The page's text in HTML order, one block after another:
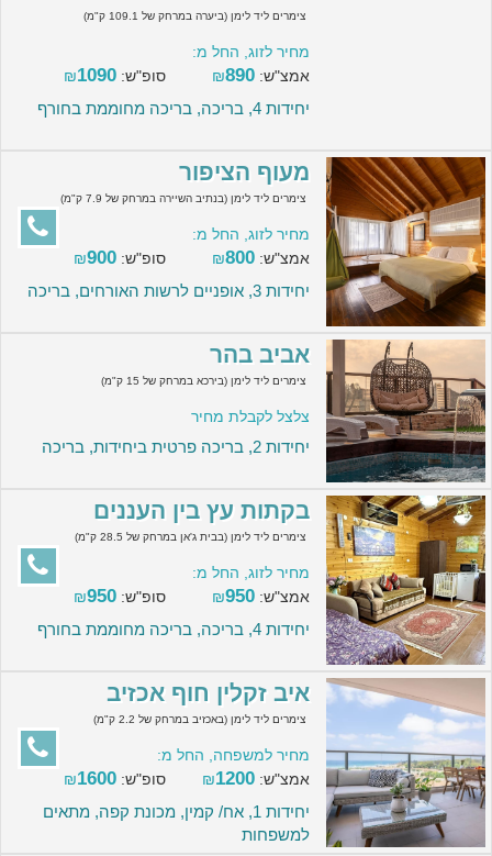
צימרים ליד לימן (ביערה במרחק של 109.1 ק"מ)
מחיר לזוג, החל מ:
אמצ"ש:
₪890 סופ"ש: ₪1090
יחידות 4, בריכה, בריכה מחוממת בחורף
מעוף הציפור
צימרים ליד לימן (בנתיב השיירה במרחק של 7.9 ק"מ)
מחיר לזוג, החל מ:
אמצ"ש:
₪800 סופ"ש: ₪900
יחידות 3, אופניים לרשות האורחים, בריכה
אביב בהר
צימרים ליד לימן (בירכא במרחק של 15 ק"מ)
צלצל לקבלת מחיר
יחידות 2, בריכה פרטית ביחידות, בריכה
בקתות עץ בין העננים
צימרים ליד לימן (בבית ג'אן במרחק של 28.5 ק"מ)
מחיר לזוג, החל מ:
אמצ"ש:
₪950 סופ"ש: ₪950
יחידות 4, בריכה, בריכה מחוממת בחורף
איב זקלין חוף אכזיב
צימרים ליד לימן (באכזיב במרחק של 2.2 ק"מ)
מחיר למשפחה, החל מ:
אמצ"ש:
₪1200 סופ"ש: ₪1600
יחידות 1, אח/ קמין, מכונת קפה, מתאים
למשפחות